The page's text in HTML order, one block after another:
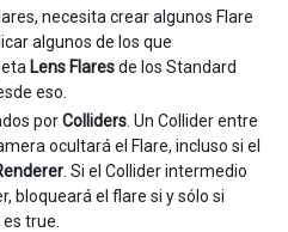
necesita crear algunos Flare
algunos de los que
Lens Flaresde los Standard
eso.
porColliders . Un Collider entre
ocultará el Flare, incluso si el
. Si el Collider intermedio
bloqueará el flare si y sólo si
es true.